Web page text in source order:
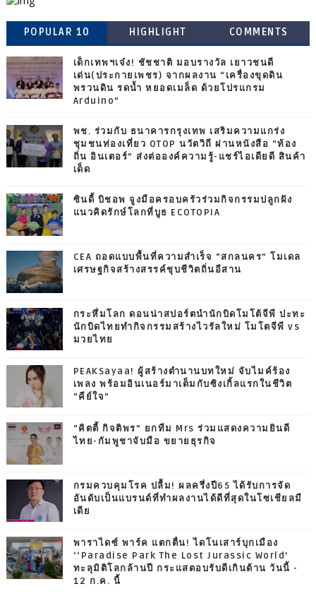
POPULAR 10 HIGHLIGHT COMMENTS
เด็กเทพฯเจ๋ง! ชัชชาติ มอบรางวัล เยาวชนดี
เด่น(ประกายเพชร) จากผลงาน “เครื่องขุดดิน
พรวนดิน รดน้ำ หยอดเมล็ด ด้วยโปรแกรม
Arduino”
พช. ร่วมกับ ธนาคารกรุงเทพ เสริมความแกร่ง
ชุมชนท่องเที่ยว OTOP นวัตวิถี ผ่านหนังสือ “ท้อง
ถิ่น อินเตอร์” ส่งต่อองค์ความรู้-แชร์ไอเดียดี สินค้า
เด็ด
ซินดี้ บิชอพ จูงมือครอบครัวร่วมกิจกรรมปลูกฝัง
แนวคิดรักษ์โลกที่บูธ ECOTOPIA
CEA ถอดแบบพื้นที่ความสำเร็จ “สกลนคร” โมเดล
เศรษฐกิจสร้างสรรค์ชุบชีวิตถิ่นอีสาน
กระหึ่มโลก ดอนน่าสปอร์ตนำนักบิดโมโต้จีพี ปะทะ
นักบิดไทยทำกิจกรรมสร้างไวรัลใหม่ โมโตจีพี vs
มวยไทย
PEAKSayaa! ผู้สร้างตำนานบทใหม่ จับไมค์ร้อง
เพลง พร้อมอินเนอร์มาเต็มกับซิงเกิ้ลแรกในชีวิต
“คีย์ใจ”
“คิตตี้ กิจติพร” ยกทีม Mrs ร่วมแสดงความยินดี
ไทย-กัมพูชาจับมือ ขยายธุรกิจ
กรมควบคุมโรค ปลื้ม! ผลครึ่งปี65 ได้รับการจัด
อันดับเป็นแบรนด์ที่ทำผลงานได้ดีที่สุดในโซเชียลมี
เดีย
พาราไดซ์ พาร์ค แตกตื่น! ไดโนเสาร์บุกเมือง
‘‘Paradise Park The Lost Jurassic World’
ทะลุมิติโลกล้านปี กระแสตอบรับดีเกินต้าน วันนี้ -
12 ก.ค. นี้